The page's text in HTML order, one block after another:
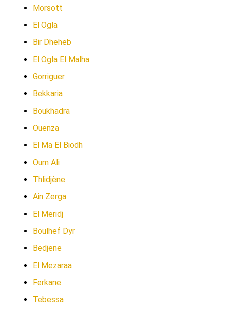
Morsott
El Ogla
Bir Dheheb
El Ogla El Malha
Gorriguer
Bekkaria
Boukhadra
Ouenza
El Ma El Biodh
Oum Ali
Thlidjène
Ain Zerga
El Meridj
Boulhef Dyr
Bedjene
El Mezaraa
Ferkane
Tebessa